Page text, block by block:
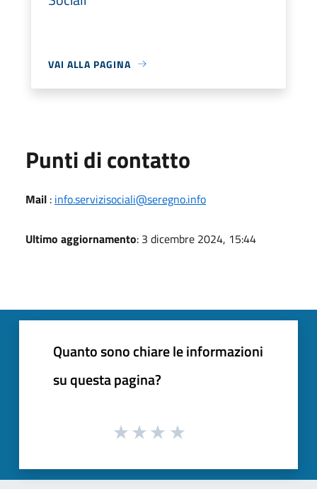
VAI ALLA PAGINA
Punti di contatto
Mail : info.servizisociali@seregno.info
Ultimo aggiornamento: 3 dicembre 2024, 15:44
Quanto sono chiare le informazioni
su questa pagina?